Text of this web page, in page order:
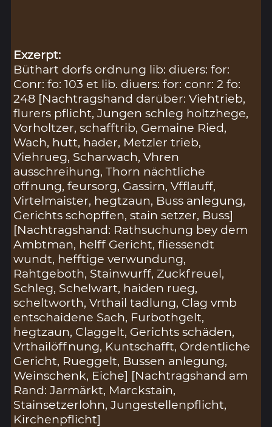
Exzerpt:
Büthart dorfs ordnung lib: diuers: for:
Conr: fo: 103 et lib. diuers: for: conr: 2 fo:
248 [Nachtragshand darüber: Viehtrieb,
flurers pflicht, Jungen schleg holtzhege,
Vorholtzer, schafftrib, Gemaine Ried,
Wach, hutt, hader, Metzler trieb,
Viehrueg, Scharwach, Vhren
ausschreihung, Thorn nächtliche
offnung, feursorg, Gassirn, Vfflauff,
Virtelmaister, hegtzaun, Buss anlegung,
Gerichts schopffen, stain setzer, Buss]
[Nachtragshand: Rathsuchung bey dem
Ambtman, helff Gericht, fliessendt
wundt, hefftige verwundung,
Rahtgeboth, Stainwurff, Zuckfreuel,
Schleg, Schelwart, haiden rueg,
scheltworth, Vrthail tadlung, Clag vmb
entschaidene Sach, Furbothgelt,
hegtzaun, Claggelt, Gerichts schäden,
Vrthailöffnung, Kuntschafft, Ordentliche
Gericht, Rueggelt, Bussen anlegung,
Weinschenk, Eiche] [Nachtragshand am
Rand: Jarmärkt, Marckstain,
Stainsetzerlohn, Jungestellenpflicht,
Kirchenpflicht]